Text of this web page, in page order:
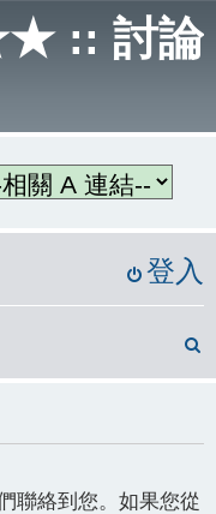
:: 討論
登入
聯絡到您。如果您從